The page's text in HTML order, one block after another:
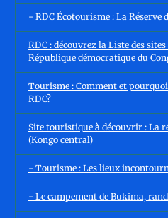
- RDC Écotourisme : La Réserve
RDC : découvrez la Liste des
République démocratique du
Tourisme : Comment et
RDC?
Site touristique à découvrir : La
(Kongo central)
- Tourisme : Les lieux
- Le campement de Bukima,